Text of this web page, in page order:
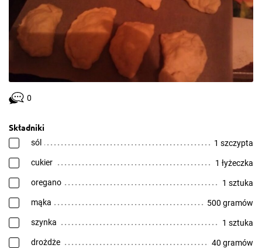
0
Składniki
sól 1 szczypta
cukier 1 łyżeczka
oregano 1 sztuka
mąka 500 gramów
szynka 1 sztuka
drożdże 40 gramów